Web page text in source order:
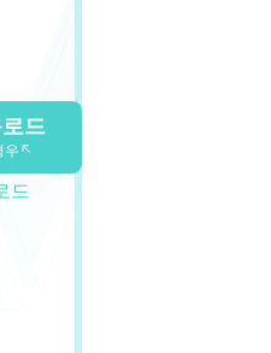
드
우↖
드